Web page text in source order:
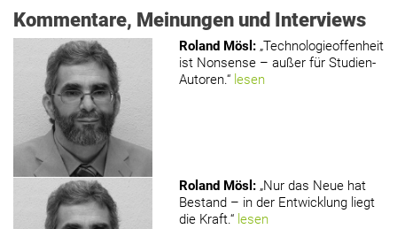
Kommentare, Meinungen und Interviews
Roland Mösl : „Technologieoffenheit
ist Nonsense – außer für Studien-
Autoren.“ lesen
Roland Mösl : „Nur das Neue hat
Bestand – in der Entwicklung liegt
die Kraft.“ lesen